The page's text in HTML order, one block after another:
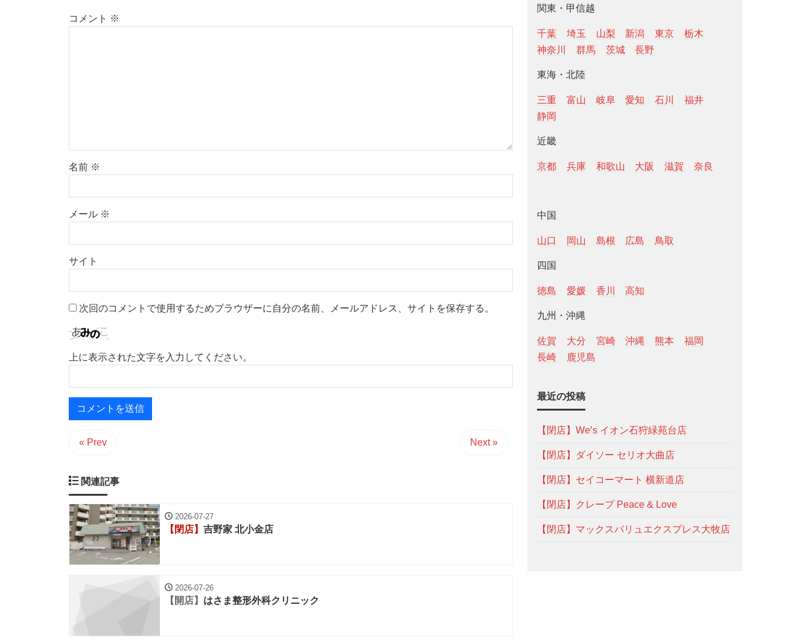
コメント ※
名前 ※
メール ※
サイト
次回のコメントで使用するためブラウザーに自分の名前、メールアドレス、サイトを保存する。
上に表示された文字を入力してください。
« Prev Next »
関連記事
2026-07-27
【閉店】 吉野家 北小金店
2026-07-26
【開店】 はさま整形外科クリニック
関東・甲信越
千葉 埼玉 山梨 新潟 東京
栃木
神奈川
群馬 茨城 長野
東海・北陸
三重 富山 岐阜 愛知 石川
福井
静岡
近畿
京都 兵庫 和歌山 大阪 滋賀 奈良
中国
山口 岡山 島根 広島 鳥取
四国
徳島 愛媛 香川 高知
九州・沖縄
佐賀 大分 宮崎 沖縄 熊本
福岡
長崎
鹿児島
最近の投稿
【閉店】We’s イオン石狩緑苑台店
【閉店】ダイソー セリオ大曲店
【閉店】セイコーマート 横新道店
【閉店】クレープ Peace & Love
【閉店】マックスバリュエクスプレス大牧店